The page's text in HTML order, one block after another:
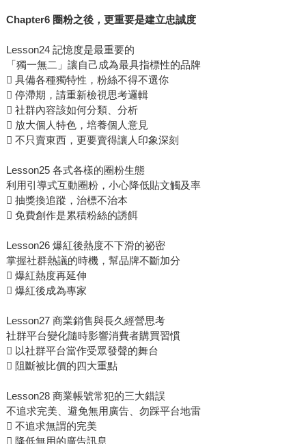
Chapter6 圈粉之後，更重要是建立忠誠度
Lesson24 記憶度是最重要的
「獨一無二」讓自己成為最具指標性的品牌
 具備各種獨特性，粉絲不得不選你
 停滯期，請重新檢視思考邏輯
 社群內容該如何分類、分析
 放大個人特色，培養個人意見
 不只賣東西，更要賣得讓人印象深刻
Lesson25 各式各樣的圈粉生態
利用引導式互動圈粉，小心降低貼文觸及率
 抽獎換追蹤，治標不治本
 免費創作是累積粉絲的誘餌
Lesson26 爆紅後熱度不下滑的祕密
掌握社群熱議的時機，幫品牌不斷加分
 爆紅熱度再延伸
 爆紅後成為專家
Lesson27 商業銷售與長久經營思考
社群平台變化隨時影響消費者購買習慣
 以社群平台當作受眾發聲的舞台
 阻斷被比價的四大重點
Lesson28 商業帳號常犯的三大錯誤
不追求完美、避免無用廣告、勿踩平台地雷
 不追求無謂的完美
 降低無用的廣告訊息